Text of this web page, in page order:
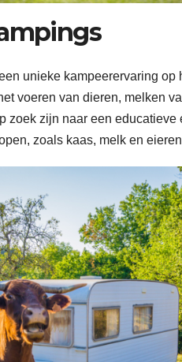
unieke kampeerervaring
voeren van dieren, melken
zoek zijn naar een
zoals kaas, melk en